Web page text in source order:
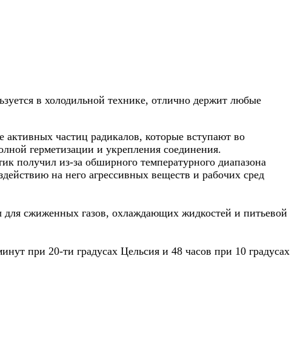
в холодильной технике, отлично держит любые
активных частиц радикалов, которые вступают во
герметизации и укрепления соединения.
получил из-за обширного температурного диапазона
на него агрессивных веществ и рабочих сред
сжиженных газов, охлаждающих жидкостей и питьевой
при 20-ти градусах Цельсия и 48 часов при 10 градусах